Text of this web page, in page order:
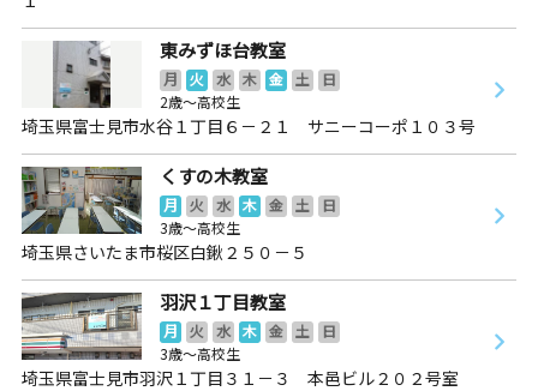
東みずほ台教室
月 火 水 木 金 土
日
2歳～高校生
埼玉県富士見市水谷１丁目６－２１ サニーコーポ１０３号
くすの木教室
月 火 水 木 金 土
日
3歳～高校生
埼玉県さいたま市桜区白鍬２５０－５
羽沢１丁目教室
月 火 水 木 金 土
日
3歳～高校生
埼玉県富士見市羽沢１丁目３１－３ 本邑ビル２０２号室